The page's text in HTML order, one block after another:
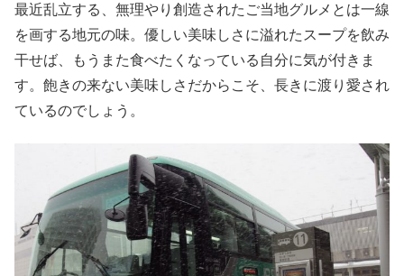
最近乱立する、無理やり創造されたご当地グルメとは一線
を画する地元の味。優しい美味しさに溢れたスープを飲み
干せば、もうまた食べたくなっている自分に気が付きま
す。飽きの来ない美味しさだからこそ、長きに渡り愛され
ているのでしょう。